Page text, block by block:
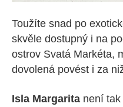
Toužíte snad po
skvěle dostupný i na
ostrov Svatá Markéta,
dovolená povést i za
Isla Margarita není